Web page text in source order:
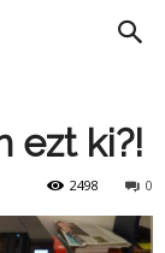
ezt ki?!
0
2498